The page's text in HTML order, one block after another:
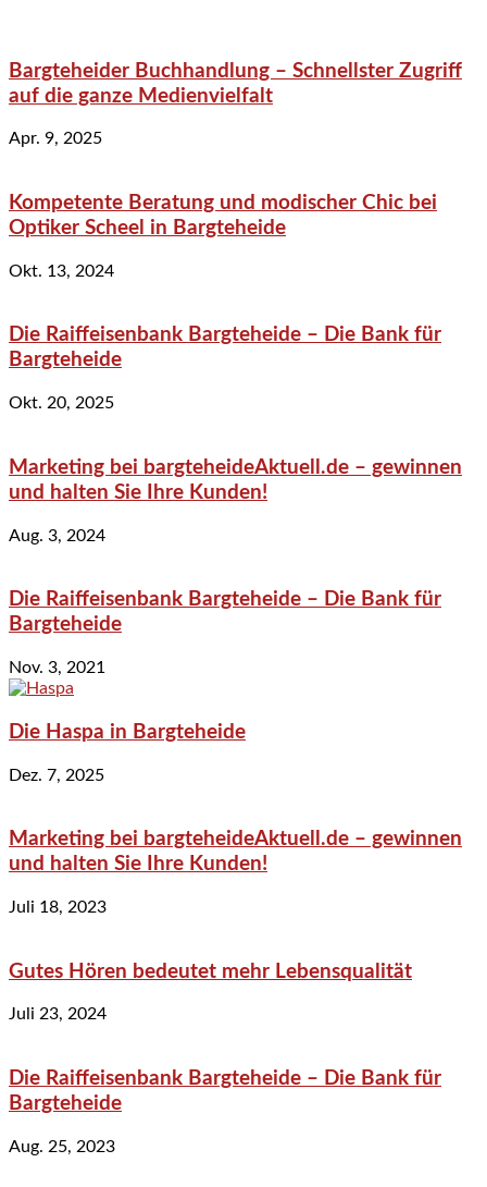
Bargteheider Buchhandlung – Schnellster Zugriff
auf die ganze Medienvielfalt
Apr. 9, 2025
Kompetente Beratung und modischer Chic bei
Optiker Scheel in Bargteheide
Okt. 13, 2024
Die Raiffeisenbank Bargteheide – Die Bank für
Bargteheide
Okt. 20, 2025
Marketing bei bargteheideAktuell.de – gewinnen
und halten Sie Ihre Kunden!
Aug. 3, 2024
Die Raiffeisenbank Bargteheide – Die Bank für
Bargteheide
Nov. 3, 2021
Die Haspa in Bargteheide
Dez. 7, 2025
Marketing bei bargteheideAktuell.de – gewinnen
und halten Sie Ihre Kunden!
Juli 18, 2023
Gutes Hören bedeutet mehr Lebensqualität
Juli 23, 2024
Die Raiffeisenbank Bargteheide – Die Bank für
Bargteheide
Aug. 25, 2023